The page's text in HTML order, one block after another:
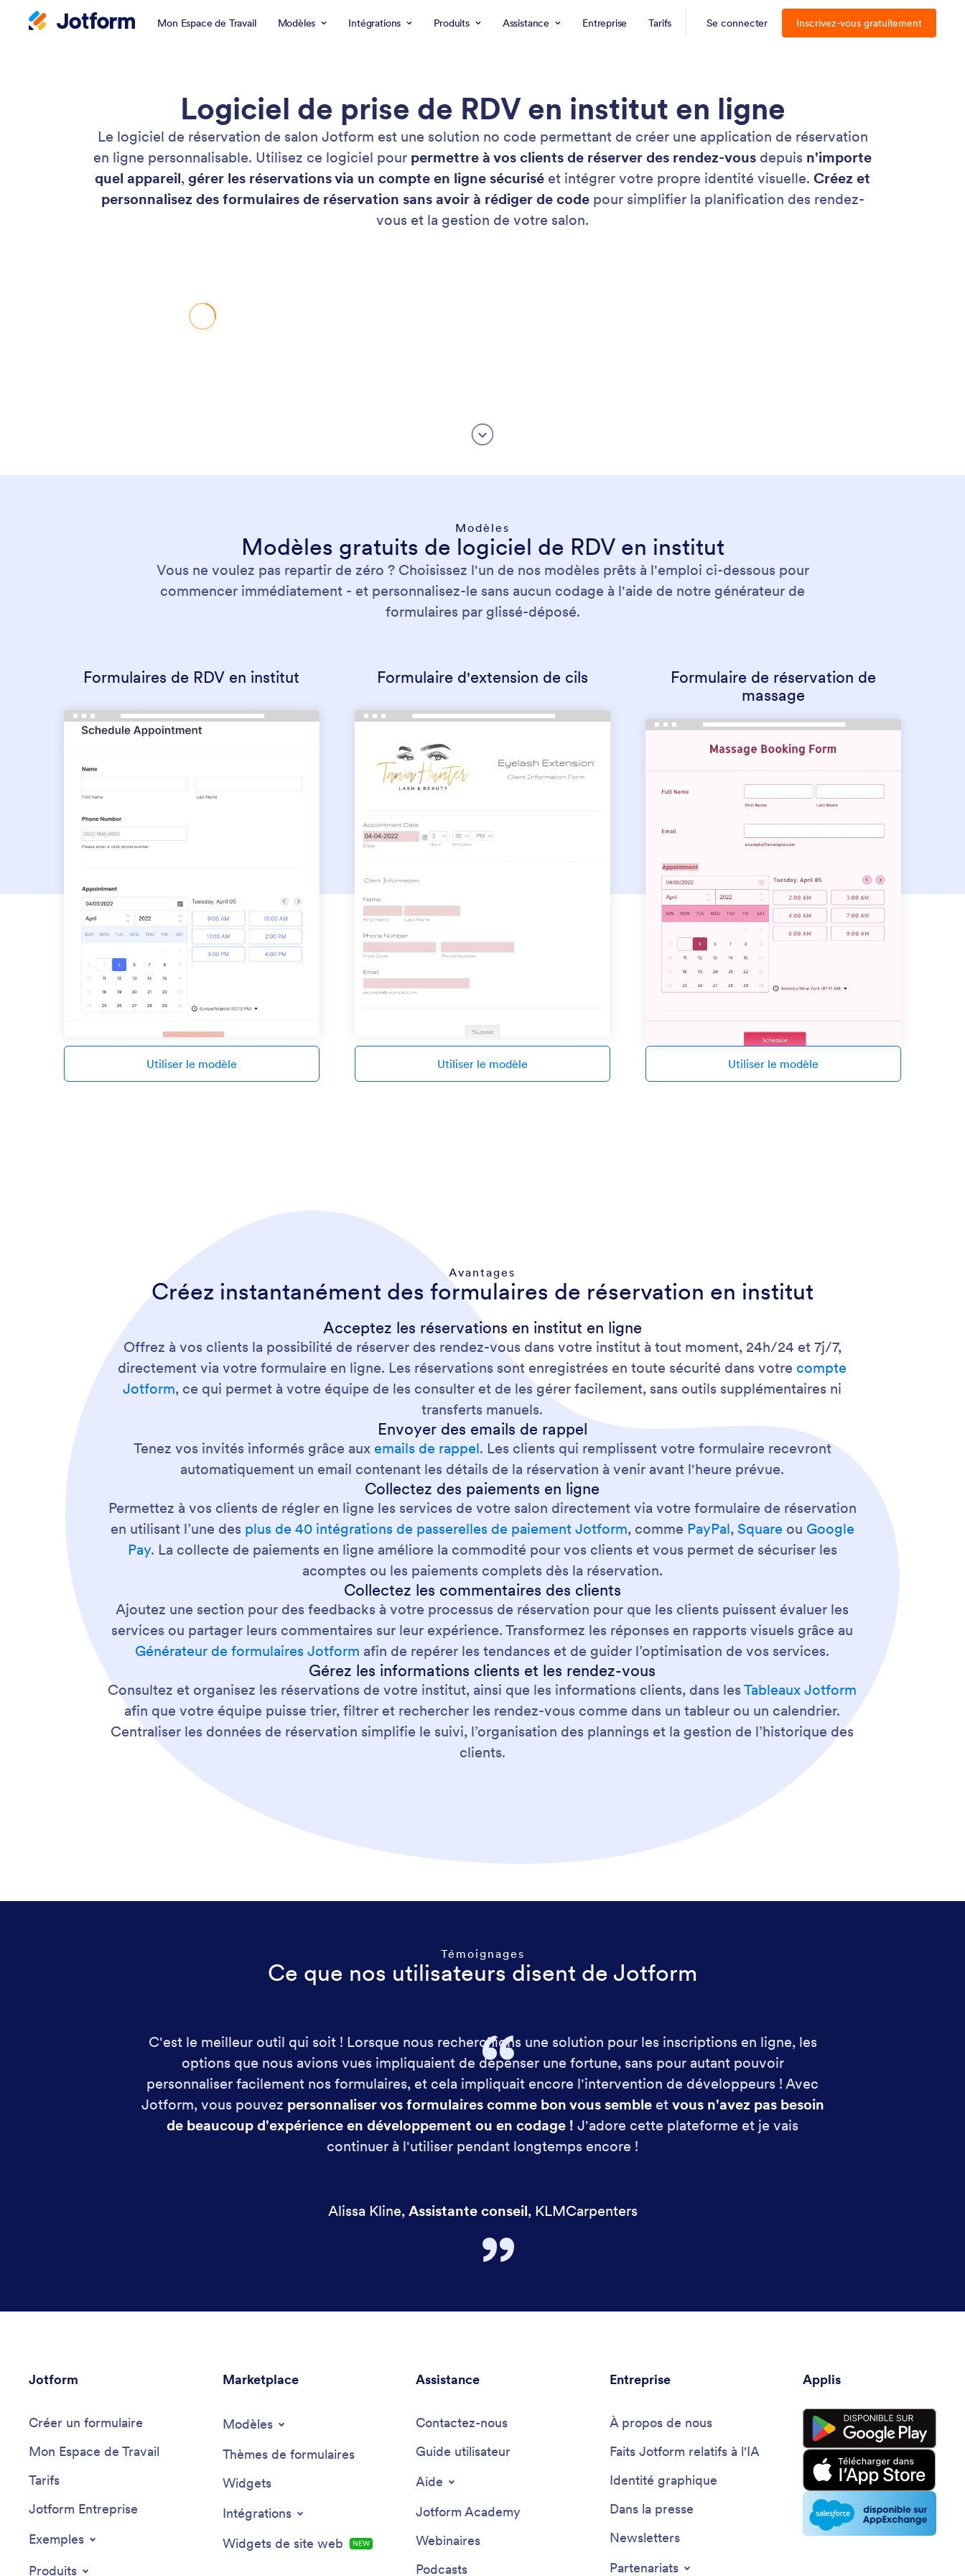
Mon Espace de Travail Modèles Intégrations Produits Assistance Entreprise Tarifs Se connecter Inscrivez-vous gratuitement
Logiciel de prise de RDV en institut en ligne
Le logiciel de réservation de salon Jotform est une solution no code permettant de créer une application de réservation
en ligne personnalisable. Utilisez ce logiciel pour permettre à vos clients de réserver des rendez-vous depuis n'importe
quel appareil,gérer les réservations via un compte en ligne sécurisé et intégrer votre propre identité visuelle. Créez et
personnalisez des formulaires de réservation sans avoir à rédiger de codepour simplifier la planification des rendez-
vous et la gestion de votre salon.
Modèles
Modèles gratuits de logiciel de RDV en institut
Vous ne voulez pas repartir de zéro ? Choisissez l'un de nos modèles prêts à l'emploi ci-dessous pour
commencer immédiatement - et personnalisez-le sans aucun codage à l'aide de notre générateur de
formulaires par glissé-déposé.
Formulaires de RDV en institut
Utiliser le modèle
Formulaire d'extension de cils
Utiliser le modèle
Formulaire de réservation de
massage
Utiliser le modèle
Avantages
Créez instantanément des formulaires de réservation en institut
Acceptez les réservations en institut en ligne
Offrez à vos clients la possibilité de réserver des rendez-vous dans votre institut à tout moment, 24h/24 et 7j/7,
directement via votre formulaire en ligne. Les réservations sont enregistrées en toute sécurité dans votre compte
Jotform, ce qui permet à votre équipe de les consulter et de les gérer facilement, sans outils supplémentaires ni
transferts manuels.
Envoyer des emails de rappel
Tenez vos invités informés grâce aux emails de rappel. Les clients qui remplissent votre formulaire recevront
automatiquement un email contenant les détails de la réservation à venir avant l'heure prévue.
Collectez des paiements en ligne
Permettez à vos clients de régler en ligne les services de votre salon directement via votre formulaire de réservation
en utilisant l’une des plus de 40 intégrations de passerelles de paiement Jotform, comme PayPal,Square ou Google
Pay. La collecte de paiements en ligne améliore la commodité pour vos clients et vous permet de sécuriser les
acomptes ou les paiements complets dès la réservation.
Collectez les commentaires des clients
Ajoutez une section pour des feedbacks à votre processus de réservation pour que les clients puissent évaluer les
services ou partager leurs commentaires sur leur expérience. Transformez les réponses en rapports visuels grâce au
Générateur de formulaires Jotform afin de repérer les tendances et de guider l’optimisation de vos services.
Gérez les informations clients et les rendez-vous
Consultez et organisez les réservations de votre institut, ainsi que les informations clients, dans lesTableaux Jotform
afin que votre équipe puisse trier, filtrer et rechercher les rendez-vous comme dans un tableur ou un calendrier.
Centraliser les données de réservation simplifie le suivi, l’organisation des plannings et la gestion de l’historique des
clients.
Témoignages
Ce que nos utilisateurs disent de Jotform
C'est le meilleur outil qui soit ! Lorsque nous recherchions une solution pour les inscriptions en ligne, les
options que nous avions vues impliquaient de dépenser une fortune, sans pour autant pouvoir
personnaliser facilement nos formulaires, et cela impliquait encore l'intervention de développeurs ! Avec
Jotform, vous pouvez personnaliser vos formulaires comme bon vous sembleetvous n'avez pas besoin
de beaucoup d'expérience en développement ou en codage ! J'adore cette plateforme et je vais
continuer à l'utiliser pendant longtemps encore !
Alissa Kline,Assistante conseil, KLMCarpenters
Jotform
Créer un formulaire
Mon Espace de Travail
Tarifs
Jotform Entreprise
Exemples
Produits
Marketplace
Modèles
Thèmes de formulaires
Widgets
Intégrations
Widgets de site web
NEW
Assistance
Contactez-nous
Guide utilisateur
Aide
Jotform Academy
Webinaires
Podcasts
Entreprise
À propos de nous
Faits Jotform relatifs à l'IA
Identité graphique
Dans la presse
Newsletters
Partenariats
Applis